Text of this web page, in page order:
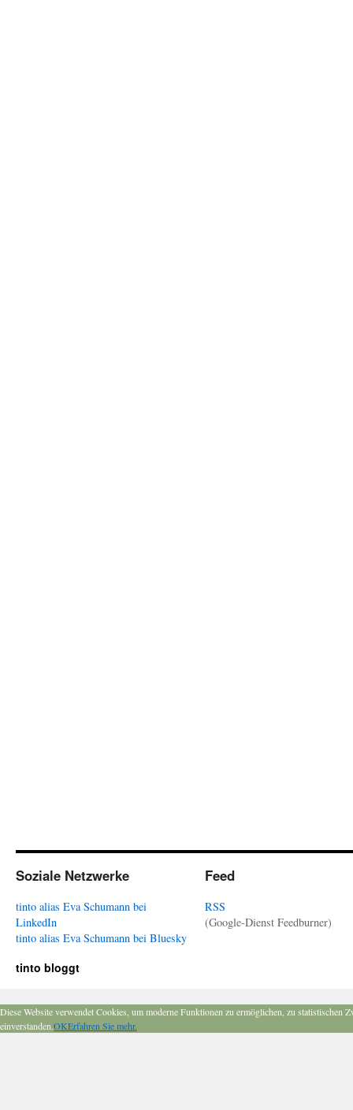
Soziale Netzwerke
tinto alias Eva Schumann bei
LinkedIn
tinto alias Eva Schumann bei Bluesky
Feed
RSS
(Google-Dienst Feedburner)
tinto bloggt
Diese Website verwendet Cookies, um moderne Funktionen zu ermöglichen, zu
einverstanden.OKErfahren Sie mehr.